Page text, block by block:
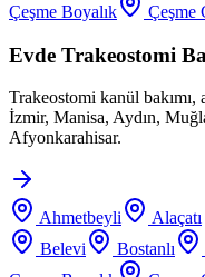
Çeşme Boyalık
Çeşme
Evde Trakeostomi
Trakeostomi kanül
İzmir, Manisa, Aydın,
Afyonkarahisar.
Ahmetbeyli Alaçatı
Belevi
Bostanlı